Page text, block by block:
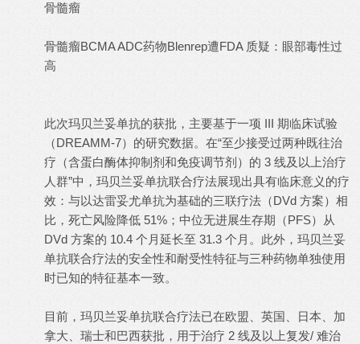
骨髓瘤
骨髓瘤BCMA ADC药物Blenrep遭FDA 质疑：眼部毒性过
高
此次玛贝兰妥单抗的获批，主要基于一项 III 期临床试验
（DREAMM-7）的研究数据。在“至少接受过两种既往治
疗（含蛋白酶体抑制剂和免疫调节剂）的 3 线及以上治疗
人群”中，玛贝兰妥单抗联合疗法展现出具有临床意义的疗
效：与以达雷妥尤单抗为基础的三联疗法（DVd 方案）相
比，死亡风险降低 51%；中位无进展生存期（PFS）从
DVd 方案的 10.4 个月延长至 31.3 个月。此外，玛贝兰妥
单抗联合疗法的安全性和耐受性特征与三种药物单独使用
时已知的特征基本一致。
目前，玛贝兰妥单抗联合疗法已在欧盟、英国、日本、加
拿大、瑞士和巴西获批，用于治疗 2 线及以上复发/ 难治